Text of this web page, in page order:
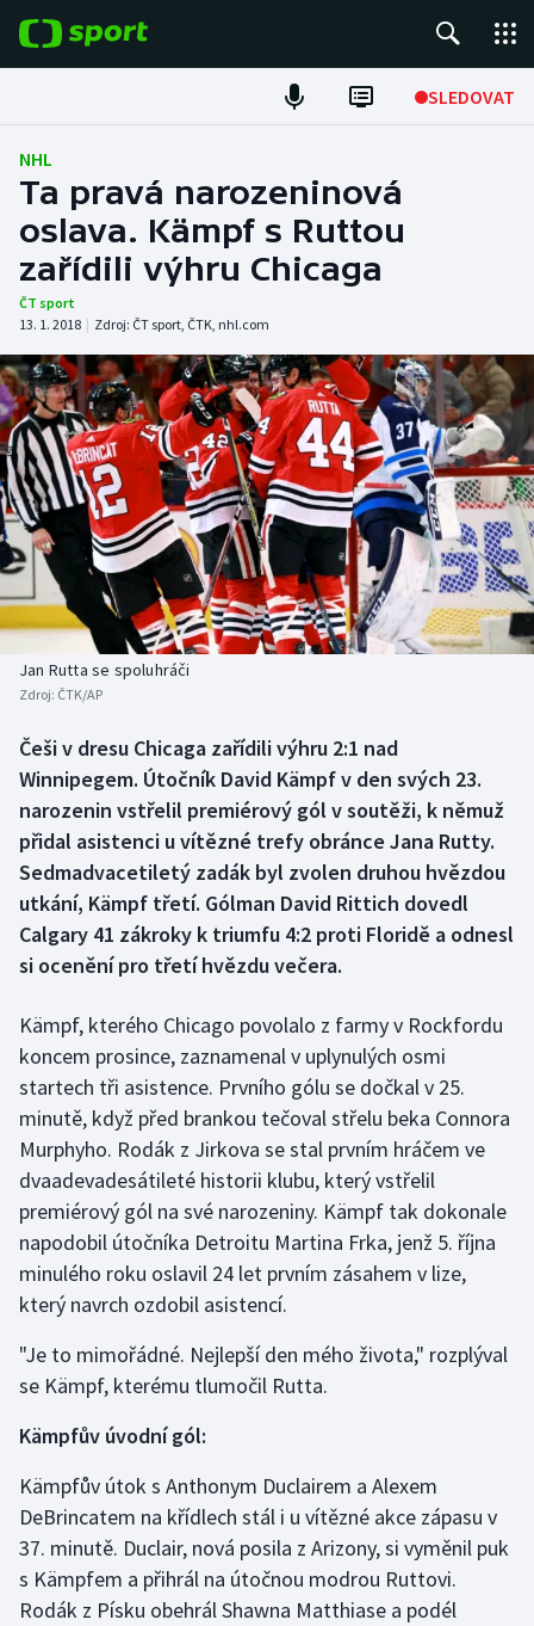
SLEDOVAT
Fotbal
Hokej
Tenis
Atletika
Cyklistika
DALŠÍ SPORTY
Americký fotbal
Baseball a softbal
Basketbal
Biatlon
Box
Curling
Dostihy
Florbal
Golf
Gymnastika
Házená
Jezdectví
Judo
Krasobruslení
Moderní pětiboj
Motorsport
NEPŘEHLÉDNĚTE
Soutěže
Historické návraty
Aplikace ČT sport
NHL
Ta pravá narozeninová
oslava. Kämpf s Ruttou
zařídili výhru Chicaga
ČT sport
13. 1. 2018 | Zdroj: ČT sport, ČTK, nhl.com
Jan Rutta se spoluhráči
Zdroj: ČTK/AP
Češi v dresu Chicaga zařídili výhru 2:1 nad
Winnipegem. Útočník David Kämpf v den svých 23.
narozenin vstřelil premiérový gól v soutěži, k němuž
přidal asistenci u vítězné trefy obránce Jana Rutty.
Sedmadvacetiletý zadák byl zvolen druhou hvězdou
utkání, Kämpf třetí. Gólman David Rittich dovedl
Calgary 41 zákroky k triumfu 4:2 proti Floridě a odnesl
si ocenění pro třetí hvězdu večera.
Kämpf, kterého Chicago povolalo z farmy v Rockfordu
koncem prosince, zaznamenal v uplynulých osmi
startech tři asistence. Prvního gólu se dočkal v 25.
minutě, když před brankou tečoval střelu beka Connora
Murphyho. Rodák z Jirkova se stal prvním hráčem ve
dvaadevadesátileté historii klubu, který vstřelil
premiérový gól na své narozeniny. Kämpf tak dokonale
napodobil útočníka Detroitu Martina Frka, jenž 5. října
minulého roku oslavil 24 let prvním zásahem v lize,
který navrch ozdobil asistencí.
"Je to mimořádné. Nejlepší den mého života," rozplýval
se Kämpf, kterému tlumočil Rutta.
Kämpfův úvodní gól:
Kämpfův útok s Anthonym Duclairem a Alexem
DeBrincatem na křídlech stál i u vítězné akce zápasu v
37. minutě. Duclair, nová posila z Arizony, si vyměnil puk
s Kämpfem a přihrál na útočnou modrou Ruttovi.
Rodák z Písku obehrál Shawna Matthiase a podél